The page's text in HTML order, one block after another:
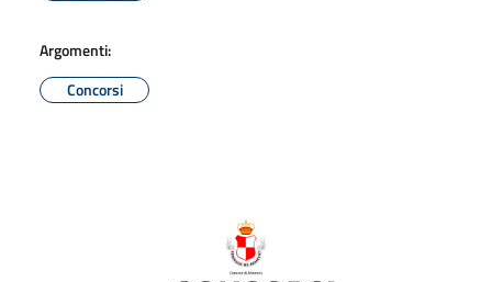
Argomenti:
Concorsi